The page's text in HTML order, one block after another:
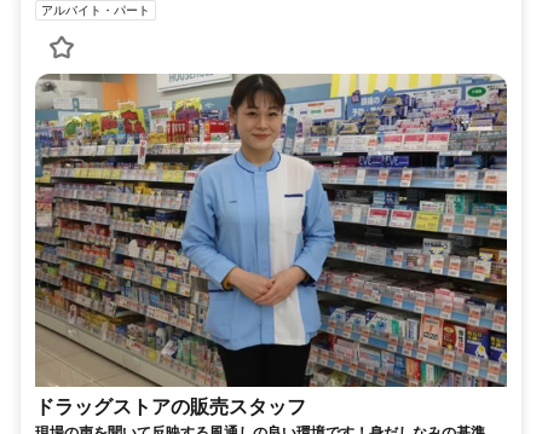
アルバイト・パート
ドラッグストアの販売スタッフ